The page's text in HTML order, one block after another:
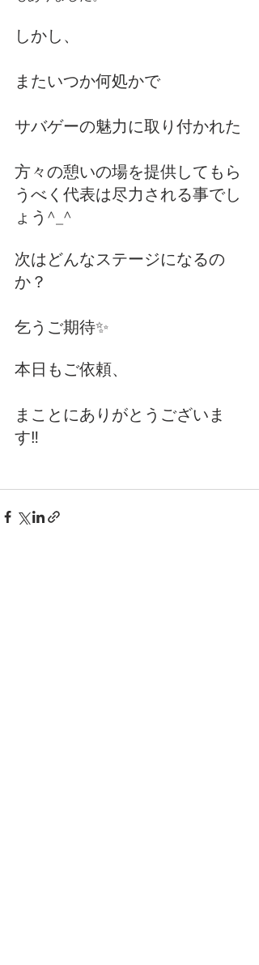
しかし、
またいつか何処かで
サバゲーの魅力に取り付かれた
方々の憩いの場を提供してもら
うべく代表は尽力される事でし
ょう^_^
次はどんなステージになるの
か？
乞うご期待✨
本日もご依頼、
まことにありがとうございま
す‼️